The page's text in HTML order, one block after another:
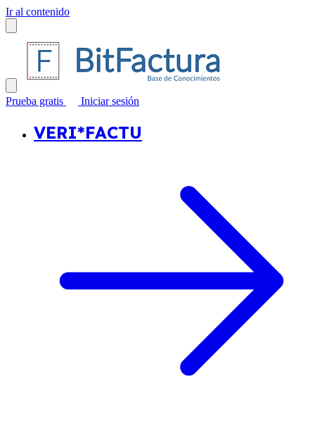
Ir al contenido
Prueba gratis Iniciar sesión
VERI*FACTU